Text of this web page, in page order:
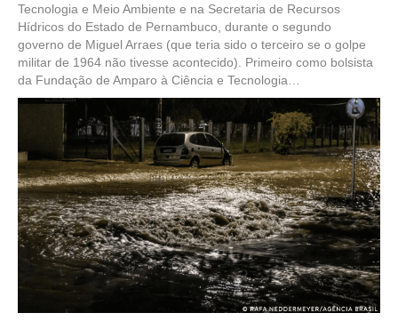
Tecnologia e Meio Ambiente e na Secretaria de Recursos
Hídricos do Estado de Pernambuco, durante o segundo
governo de Miguel Arraes (que teria sido o terceiro se o golpe
militar de 1964 não tivesse acontecido). Primeiro como bolsista
da Fundação de Amparo à Ciência e Tecnologia…